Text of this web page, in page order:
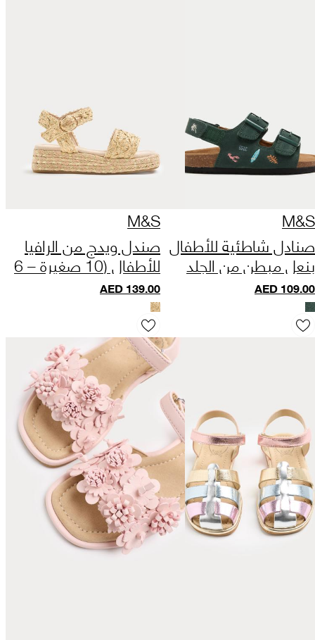
M&S
صنادل شاطئية للأطفال
بنعل مبطن من الجلد
المدبوغ المطرز (مقاسات
من 4 صغير إلى 2 كبير)
AED109.00
M&S
صندل ويدج من الرافيا
للأطفال (10 صغيرة – 6
كبيرة)AED139.00